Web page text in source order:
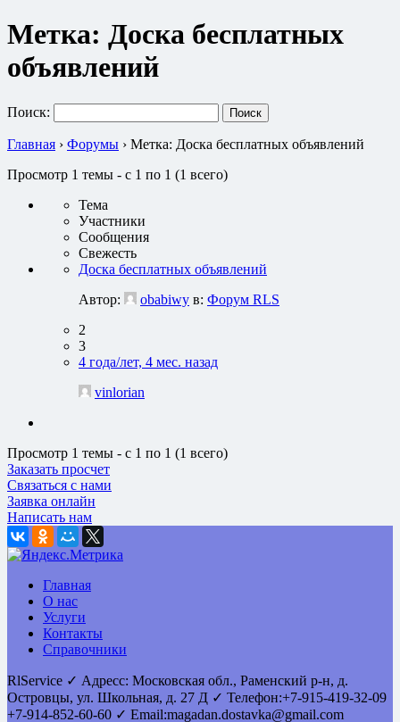
Метка: Доска бесплатных
объявлений
Поиск:
Главная › Форумы › Метка: Доска бесплатных объявлений
Просмотр 1 темы - с 1 по 1 (1 всего)
Тема
Участники
Сообщения
Свежесть
Доска бесплатных объявлений
Автор:
obabiwy в: Форум RLS
2
3
4 года/лет, 4 мес. назад
vinlorian
Просмотр 1 темы - с 1 по 1 (1 всего)
Заказать просчет
Связаться с нами
Заявка онлайн
Написать нам
Главная
О нас
Услуги
Контакты
Справочники
RlService ✓ Адресс: Московская обл., Раменский р-н, д.
Островцы, ул. Школьная, д. 27 Д ✓ Телефон:+7-915-419-32-09
+7-914-852-60-60 ✓ Email:magadan.dostavka@gmail.com